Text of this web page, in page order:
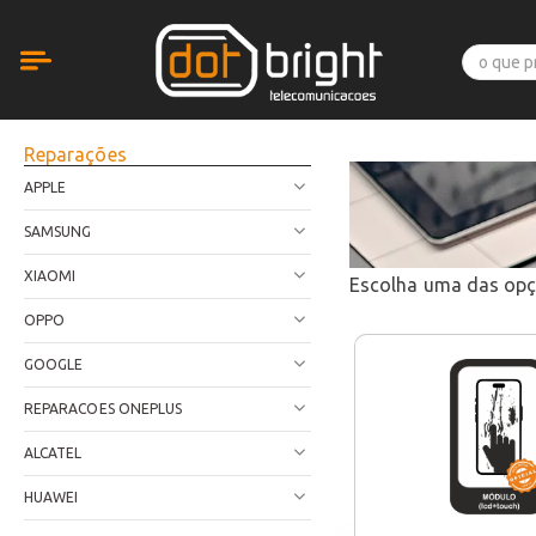
Reparações
APPLE
SAMSUNG
XIAOMI
OPPO
GOOGLE
REPARACOES ONEPLUS
ALCATEL
HUAWEI
Escolha uma das